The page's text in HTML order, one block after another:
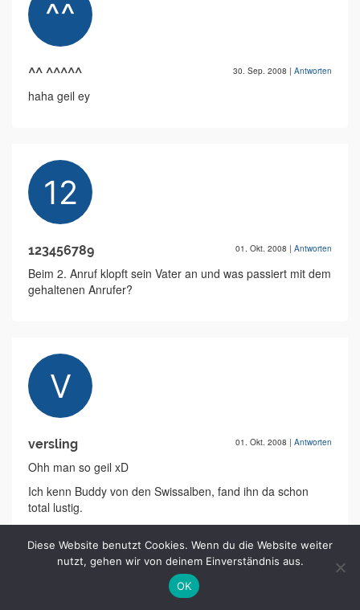
^^ ^^^^^ 30. Sep. 2008 | Antworten
haha geil ey
123456789 01. Okt. 2008 | Antworten
Beim 2. Anruf klopft sein Vater an und was passiert mit dem
gehaltenen Anrufer?
versling 01. Okt. 2008 | Antworten
Ohh man so geil xD
Ich kenn Buddy von den Swissalben, fand ihn da schon
total lustig.
Diese Website benutzt Cookies. Wenn du die Website weiter
nutzt, gehen wir von deinem Einverständnis aus.
OK